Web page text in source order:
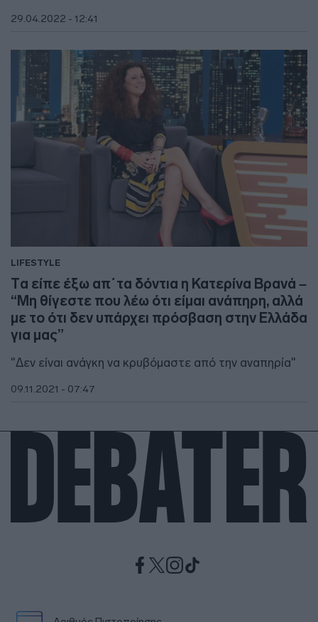
29.04.2022 - 12:41
LIFESTYLE
Tα είπε έξω απ΄τα δόντια η Κατερίνα Βρανά –
“Μη θίγεστε που λέω ότι είμαι ανάπηρη, αλλά
με το ότι δεν υπάρχει πρόσβαση στην Ελλάδα
για μας”
"Δεν είναι ανάγκη να κρυβόμαστε από την αναπηρία"
09.11.2021 - 07:47